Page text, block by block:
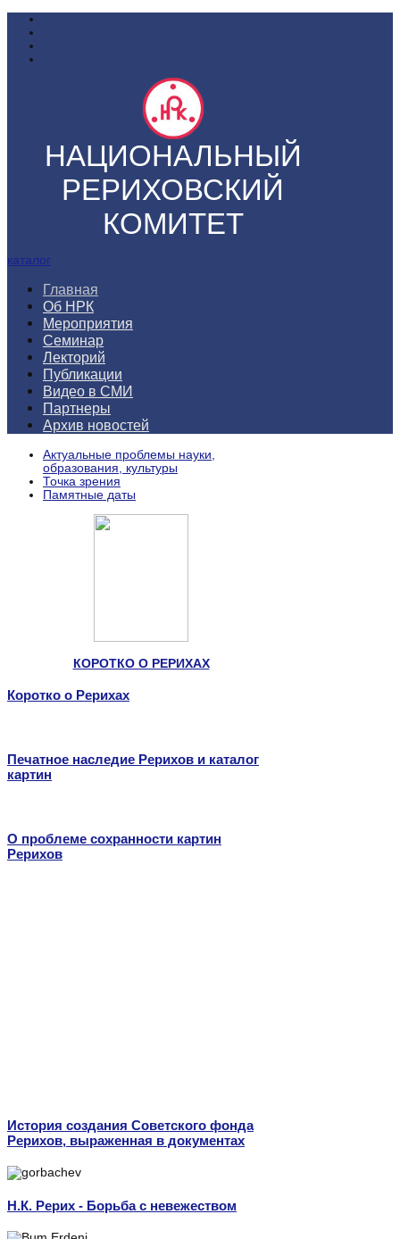
НАЦИОНАЛЬНЫЙ
РЕРИХОВСКИЙ
КОМИТЕТ
каталог
Главная
Об НРК
Мероприятия
Семинар
Лекторий
Публикации
Видео в СМИ
Партнеры
Архив новостей
Актуальные проблемы науки,
образования, культуры
Точка зрения
Памятные даты
КОРОТКО О РЕРИХАХ
Коротко о Рерихах
Печатное наследие Рерихов и каталог
картин
О проблеме сохранности картин
Рерихов
История создания Советского фонда
Рерихов, выраженная в документах
Н.К. Рерих - Борьба с невежеством